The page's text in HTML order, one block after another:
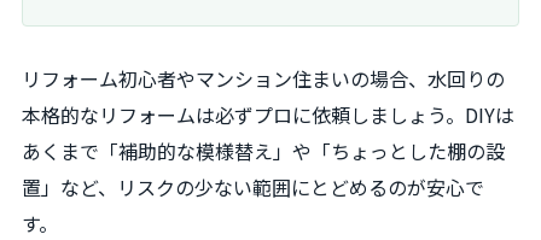
リフォーム初心者やマンション住まいの場合、水回りの
本格的なリフォームは必ずプロに依頼しましょう。DIYは
あくまで「補助的な模様替え」や「ちょっとした棚の設
置」など、リスクの少ない範囲にとどめるのが安心で
す。